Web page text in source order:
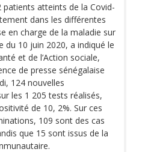
patients atteints de la Covid-
dans les différentes
en charge de la maladie sur
du 10 juin 2020, a indiqué le
et de l’Action sociale,
de presse sénégalaise
124 nouvelles
les 1 205 tests réalisés,
de 10, 2%. Sur ces
109 sont des cas
que 15 sont issus de la